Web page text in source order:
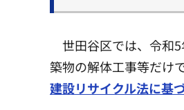
世田谷区では、令和
築物の解体工事等だけ
建設リサイクル法に基